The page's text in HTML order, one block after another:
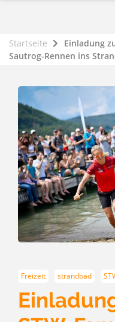
Startseite
Einladung
Sautrog-Rennen ins
Freizeit strandbad